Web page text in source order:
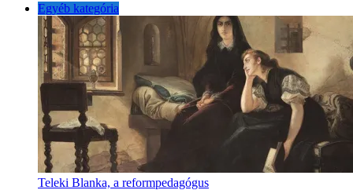
Egyéb kategória
Teleki Blanka, a reformpedagógus